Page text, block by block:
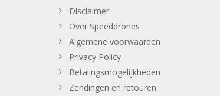
Disclaimer
Over Speeddrones
Algemene voorwaarden
Privacy Policy
Betalingsmogelijkheden
Zendingen en retouren